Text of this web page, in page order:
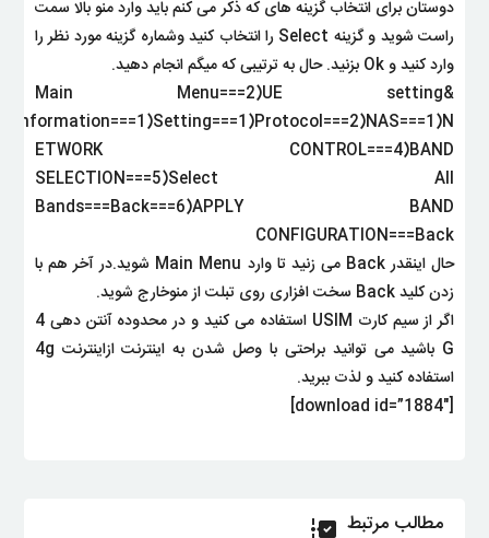
دوستان برای انتخاب گزینه های که ذکر می کنم باید وارد منو بالا سمت
راست شوید و گزینه Select را انتخاب کنید و
شماره گزینه مورد نظر را
وارد کنید و Ok بزنید. حال به ترتیبی که میگم انجام دهید.
Main Menu===2)UE setting&
information===1)Setting===1)Protocol===2)NAS===1)N
ETWORK CONTROL===4)BAND
SELECTION===5)Select All
Bands===Back===6)APPLY BAND
CONFIGURATION===Back
حال اینقدر Back می زنید تا وارد Main Menu شوید.در آخر هم با
زدن کلید Back سخت افزاری روی تبلت از منو
خارج شوید.
اگر از سیم کارت USIM استفاده می کنید و در محدوده آنتن دهی 4
G باشید می توانید براحتی با وصل شدن به اینترنت ازاینترنت 4g
استفاده کنید و لذت ببرید.
[download id=”1884″]
مطالب مرتبط